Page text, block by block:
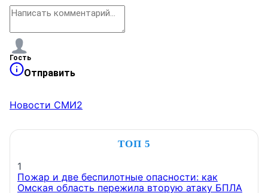
Гость
Отправить
Новости СМИ2
ТОП 5
1
Пожар и две беспилотные опасности: как
Омская область пережила вторую атаку БПЛА